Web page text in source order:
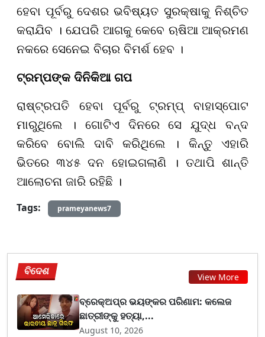
ହେବା ପୂର୍ବରୁ ଦେଶର ଭବିଷ୍ୟତ ସୁରକ୍ଷାକୁ ନିଶ୍ଚିତ
କରାଯିବ । ଯେପରି ଆଗକୁ କେବେ ଋଷିଆ ଆକ୍ରମଣ
ନକରେ ସେନେଇ ବିଚାର ବିମର୍ଶ ହେବ ।
ଟ୍ରମ୍ପଙ୍କ ଦିନିକିଆ ଗପ
ରାଷ୍ଟ୍ରପତି ହେବା ପୂର୍ବରୁ ଟ୍ରମ୍ପ୍ ବାହାସ୍ପୋଟ
ମାରୁଥିଲେ । ଗୋଟିଏ ଦିନରେ ସେ ଯୁଦ୍ଧ ବନ୍ଦ
କରିବେ ବୋଲି ଦାବି କରିଥିଲେ । କିନ୍ତୁ ଏହାରି
ଭିତରେ ୩୪୫ ଦନ ହୋଇଗଲାଣି । ତଥାପି ଶାନ୍ତି
ଆଲୋଚନା ଜାରି ରହିଛି ।
Tags:
prameyanews7
ବିଦେଶ View More
ବ୍ରେକ୍ଅପ୍‌ର ଭୟଙ୍କର ପରିଣାମ: କଲେଜ
ଛାତ୍ରୀଙ୍କୁ ହତ୍ୟା,...
August 10, 2026